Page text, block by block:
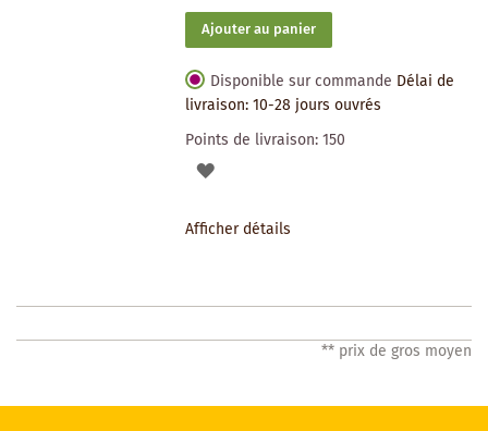
Ajouter au panier
Disponible sur commande Délai de
livraison: 10-28 jours ouvrés
Points de livraison:150
AJOUTER
Afficher détails
** prix de gros moyen